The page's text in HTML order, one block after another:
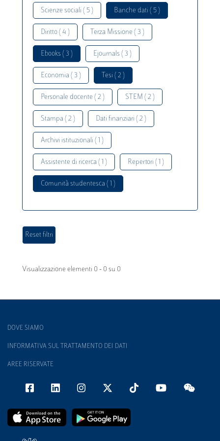
Scienze sociali ( 5 ) Banche dati ( 5 )
Diritto ( 4 ) Terza Missione ( 3 )
Ebooks ( 3 ) Ejournals ( 3 )
Economia ( 3 ) Tesi ( 2 )
Personale docente ( 2 ) STEM ( 2 )
Stampa ( 2 ) Dati finanziari ( 2 )
Archivi istituzionali ( 1 )
Assistente di ricerca ( 1 ) Repertori ( 1 )
Comunità studentesca ( 1 )
Visualizzazione elementi 0 - 0 su 0
DOVE SIAMO
INFORMATIVA SUL TRATTAMENTO DEI DATI
AREE RISERVATE